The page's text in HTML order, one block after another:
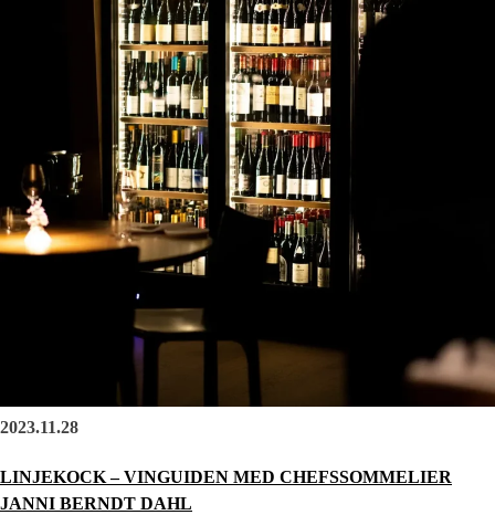
2023.11.28
LINJEKOCK – VINGUIDEN MED CHEFSSOMMELIER
JANNI BERNDT DAHL